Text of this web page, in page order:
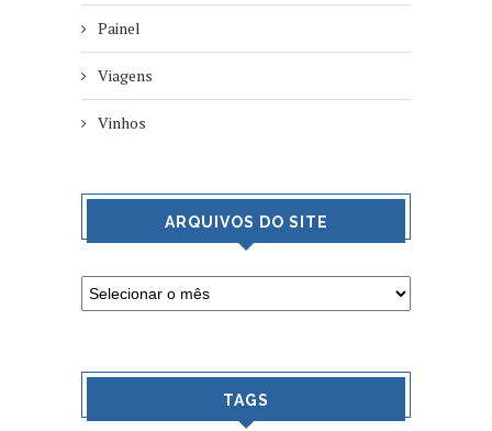
Painel
Viagens
Vinhos
ARQUIVOS DO SITE
TAGS